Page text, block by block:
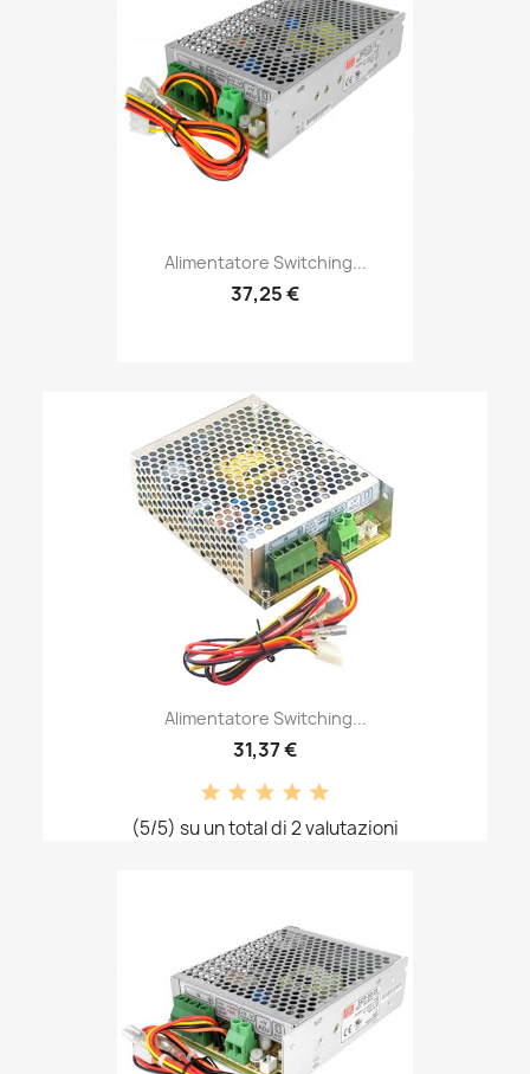
Alimentatore Switching...
37,25 €
Alimentatore Switching...
31,37 €
(5/5) su un total di 2 valutazioni